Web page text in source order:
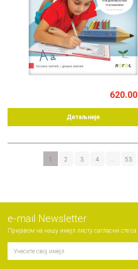
620.00
Детаљније
1 2 3 4 53
е-mail Newsletter
Пријавом на нашу имејл листу сагласни сте са